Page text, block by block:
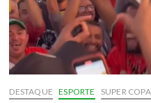
o
placar
de
1
a
DESTAQUE ESPORTE SUPER COPA